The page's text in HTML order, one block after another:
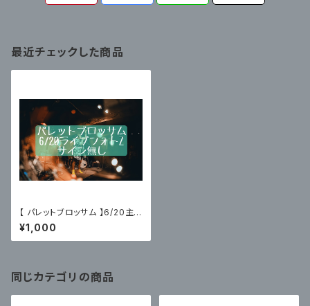
最近チェックした商品
【 パレットブロッサム 】6/20主
催イベントライブフォトZ〈サイン
無〉
¥1,000
同じカテゴリの商品